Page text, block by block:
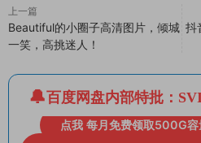
上一篇
Beautiful的小圈子高清图片，倾城
一笑，高挑迷人！
抖
百度网盘内部特批：
点我 每月免费领取500G